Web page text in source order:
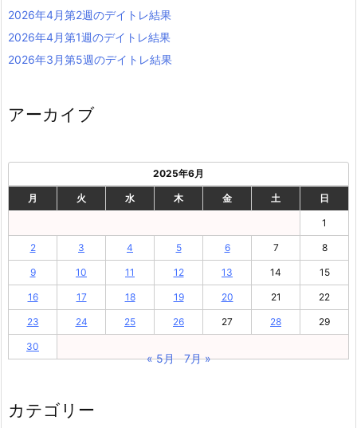
2026年4月第2週のデイトレ結果
2026年4月第1週のデイトレ結果
2026年3月第5週のデイトレ結果
アーカイブ
2025年6月
月 火 水 木 金 土 日
1
2 3 4 5 6 7 8
9 10 11 12 13 14 15
16 17 18 19 20 21 22
23 24 25 26 27 28 29
30
« 5月 7月 »
カテゴリー